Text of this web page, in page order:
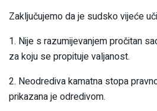
Zaključujemo da je sudsko vijeće
1. Nije s razumijevanjem pročitan
za koju se propituje valjanost.
2. Neodrediva kamatna stopa
prikazana je odredivom.